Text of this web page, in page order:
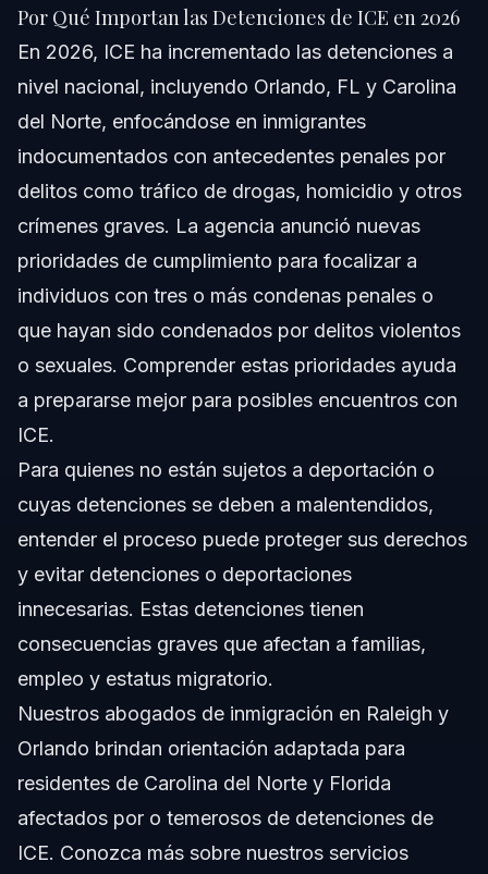
Fuentes y Referencias
Por Qué Importan las Detenciones de ICE en 2026
En 2026, ICE ha incrementado las detenciones a
nivel nacional, incluyendo Orlando, FL y Carolina
del Norte, enfocándose en inmigrantes
indocumentados con antecedentes penales por
delitos como tráfico de drogas, homicidio y otros
crímenes graves. La agencia anunció nuevas
prioridades de cumplimiento para focalizar a
individuos con tres o más condenas penales o
que hayan sido condenados por delitos violentos
o sexuales. Comprender estas prioridades ayuda
a prepararse mejor para posibles encuentros con
ICE.
Para quienes no están sujetos a deportación o
cuyas detenciones se deben a malentendidos,
entender el proceso puede proteger sus derechos
y evitar detenciones o deportaciones
innecesarias. Estas detenciones tienen
consecuencias graves que afectan a familias,
empleo y estatus migratorio.
Nuestros abogados de inmigración en Raleigh y
Orlando brindan orientación adaptada para
residentes de Carolina del Norte y Florida
afectados por o temerosos de detenciones de
ICE. Conozca más sobre nuestros servicios